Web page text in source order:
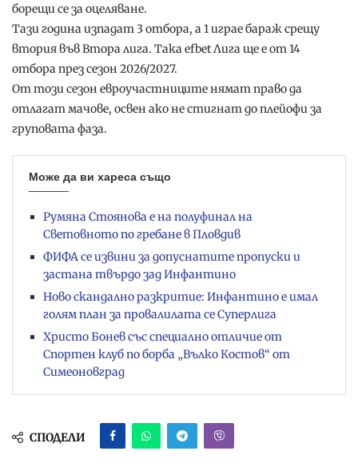
борещи се за оцеляване.
Тази година изпадат 3 отбора, а 1 играе бараж срещу
втория във Втора лига. Така efbet Лига ще е от 14
отбора през сезон 2026/2027.
От този сезон евроучастниците нямат право да
отлагат мачове, освен ако не стигнат до плейофи за
груповата фаза.
Може да ви хареса също
Румяна Стоянова е на полуфинал на
Световното по гребане в Пловдив
ФИФА се извини за допуснатите пропуски и
застана твърдо зад Инфантино
Ново скандално разкритие: Инфантино е имал
голям план за провалилата се Суперлига
Христо Бонев със специално отличие от
Спортен клуб по борба „Вълко Костов“ от
Симеоновград
СПОДЕЛИ